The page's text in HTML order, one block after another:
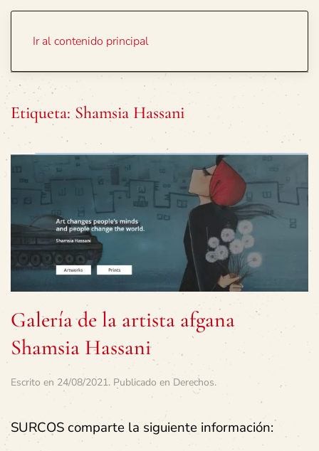
Ir al contenido principal
Etiqueta: Shamsia Hassani
Galería de la artista afgana
Shamsia Hassani
Escrito en 24/08/2021. Publicado en Derechos.
SURCOS comparte la siguiente información: